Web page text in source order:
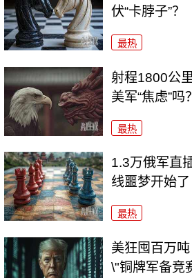
伏“卡脖子”？
最热
射程1800公
美军“焦虑”吗？
最热
1.3万俄军直
线噩梦开始了
最热
美狂囤百万
\"铜牌军备竞